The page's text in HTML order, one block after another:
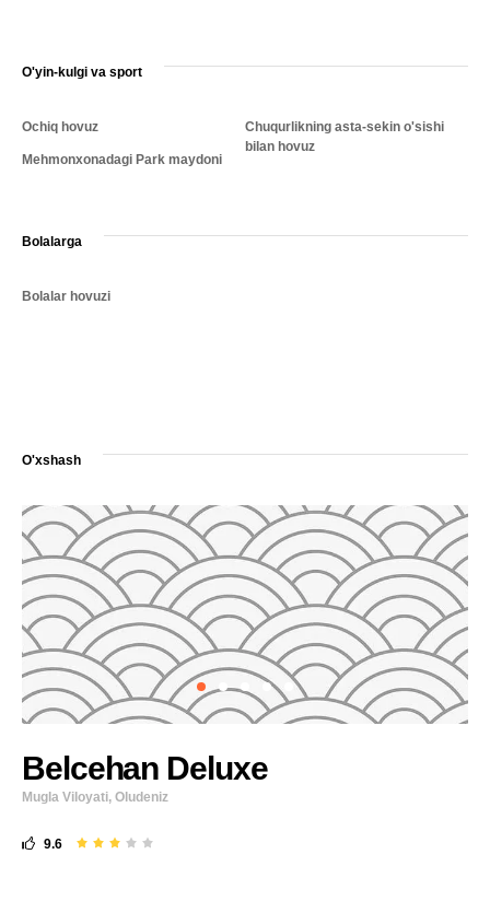
O'yin-kulgi va sport
Ochiq hovuz
Mehmonxonadagi Park maydoni
Chuqurlikning asta-sekin o'sishi
bilan hovuz
Bolalarga
Bolalar hovuzi
O'xshash
Belcehan Deluxe
Mugla Viloyati, Oludeniz
9.6